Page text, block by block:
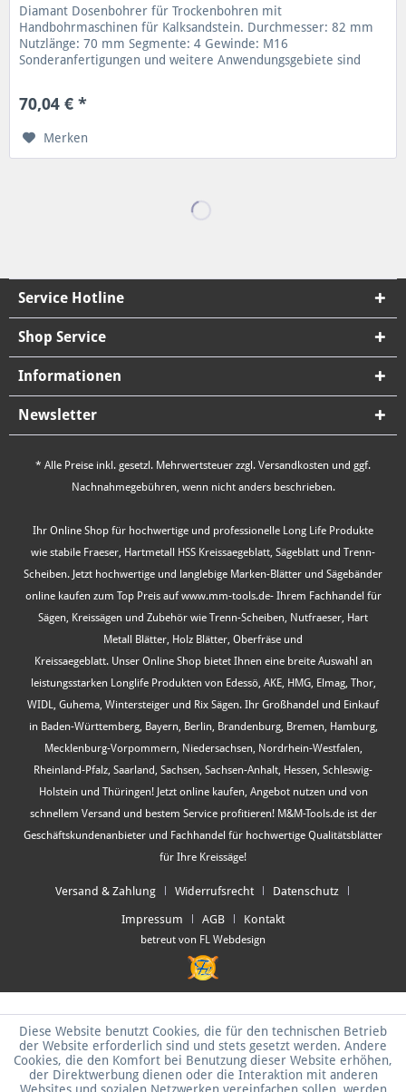
Diamant Dosenbohrer für Trockenbohren mit
Handbohrmaschinen für Kalksandstein. Durchmesser: 82 mm
Nutzlänge: 70 mm Segmente: 4 Gewinde: M16
Sonderanfertigungen und weitere Anwendungsgebiete sind
70,04 € *
Merken
Service Hotline
Shop Service
Informationen
Newsletter
* Alle Preise inkl. gesetzl. Mehrwertsteuer zzgl. Versandkosten und ggf.
Nachnahmegebühren, wenn nicht anders beschrieben.
Ihr Online Shop für hochwertige und professionelle Long Life Produkte
wie stabile Fraeser, Hartmetall HSS Kreissaegeblatt, Sägeblatt und Trenn-
Scheiben. Jetzt hochwertige und langlebige Marken-Blätter und Sägebänder
online kaufen zum Top Preis auf www.mm-tools.de- Ihrem Fachhandel für
Sägen, Kreissägen und Zubehör wie Trenn-Scheiben, Nutfraeser, Hart
Metall Blätter, Holz Blätter, Oberfräse und
Kreissaegeblatt. Unser Online Shop bietet Ihnen eine breite Auswahl an
leistungsstarken Longlife Produkten von Edessö, AKE, HMG, Elmag, Thor,
WIDL, Guhema, Wintersteiger und Rix Sägen. Ihr Großhandel und Einkauf
in Baden-Württemberg, Bayern, Berlin, Brandenburg, Bremen, Hamburg,
Mecklenburg-Vorpommern, Niedersachsen, Nordrhein-Westfalen,
Rheinland-Pfalz, Saarland, Sachsen, Sachsen-Anhalt, Hessen, Schleswig-
Holstein und Thüringen! Jetzt online kaufen, Angebot nutzen und von
schnellem Versand und bestem Service profitieren! M&M-Tools.de ist der
Geschäftskundenanbieter und Fachhandel für hochwertige Qualitätsblätter
für Ihre Kreissäge!
Versand & Zahlung Widerrufsrecht Datenschutz
Impressum AGB Kontakt
betreut von FL Webdesign
Diese Website benutzt Cookies, die für den technischen Betrieb
der Website erforderlich sind und stets gesetzt werden. Andere
Cookies, die den Komfort bei Benutzung dieser Website erhöhen,
der Direktwerbung dienen oder die Interaktion mit anderen